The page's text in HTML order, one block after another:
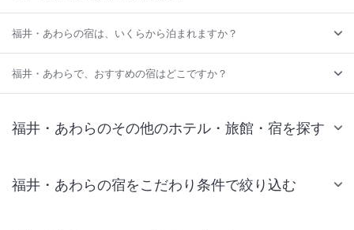
福井・あわらの宿は、いくらから泊まれますか？
福井・あわらで、おすすめの宿はどこですか？
福井・あわらのその他のホテル・旅館・宿を探す
福井・あわらの宿をこだわり条件で絞り込む